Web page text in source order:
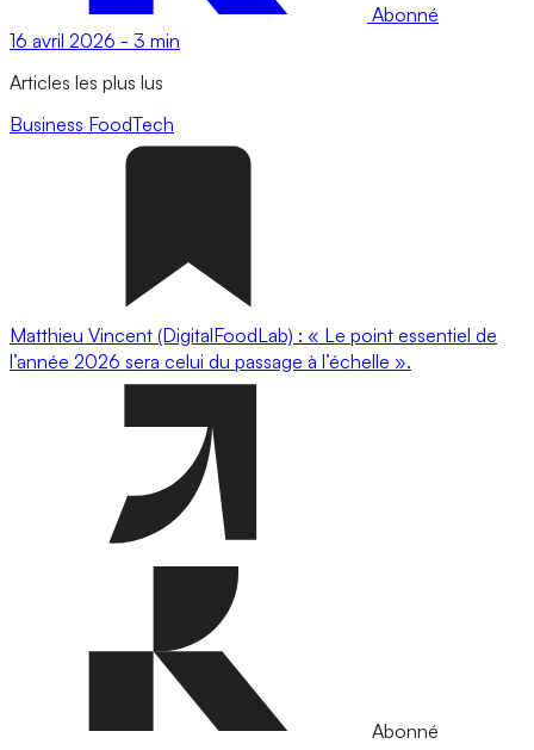
Abonné
16 avril 2026 - 3 min
Articles les plus lus
Business FoodTech
Matthieu Vincent (DigitalFoodLab) : « Le point essentiel de
l’année 2026 sera celui du passage à l’échelle ».
Abonné